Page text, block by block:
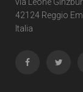
42124 Reggio
Italia